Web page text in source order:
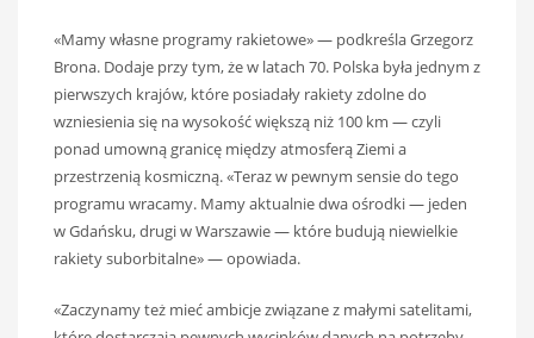
«Mamy własne programy rakietowe» — podkreśla Grzegorz
Brona. Dodaje przy tym, że w latach 70. Polska była jednym z
pierwszych krajów, które posiadały rakiety zdolne do
wzniesienia się na wysokość większą niż 100 km — czyli
ponad umowną granicę między atmosferą Ziemi a
przestrzenią kosmiczną. «Teraz w pewnym sensie do tego
programu wracamy. Mamy aktualnie dwa ośrodki — jeden
w Gdańsku, drugi w Warszawie — które budują niewielkie
rakiety suborbitalne» — opowiada.
«Zaczynamy też mieć ambicje związane z małymi satelitami,